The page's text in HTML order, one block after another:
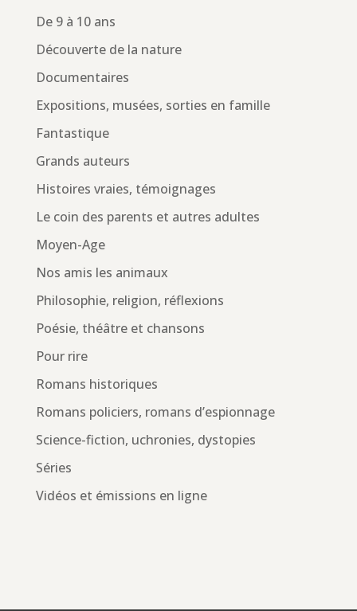
De 9 à 10 ans
Découverte de la nature
Documentaires
Expositions, musées, sorties en famille
Fantastique
Grands auteurs
Histoires vraies, témoignages
Le coin des parents et autres adultes
Moyen-Age
Nos amis les animaux
Philosophie, religion, réflexions
Poésie, théâtre et chansons
Pour rire
Romans historiques
Romans policiers, romans d’espionnage
Science-fiction, uchronies, dystopies
Séries
Vidéos et émissions en ligne